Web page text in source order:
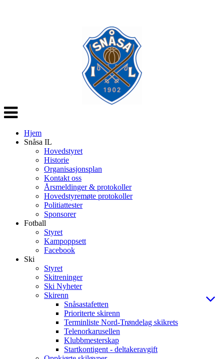
Veksle
navigasjon
Hjem
Snåsa IL
Hovedstyret
Historie
Organisasjonsplan
Kontakt oss
Årsmeldinger & protokoller
Hovedstyremøte protokoller
Politiattester
Sponsorer
Fotball
Styret
Kampoppsett
Facebook
Ski
Styret
Skitreninger
Ski Nyheter
Skirenn
Snåsastafetten
Prioriterte skirenn
Terminliste Nord-Trøndelag skikrets
Telenorkarusellen
Klubbmesterskap
Startkontigent - deltakeravgift